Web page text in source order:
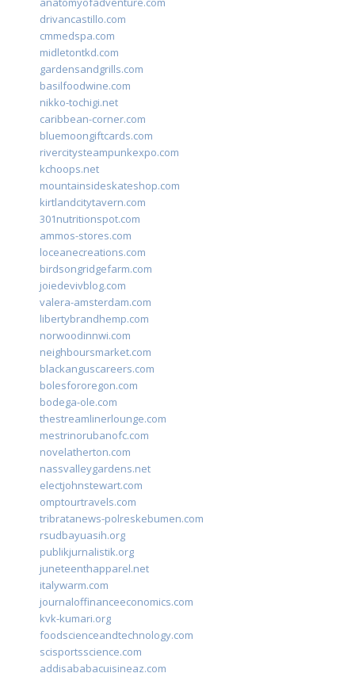
drivancastillo.com
cmmedspa.com
midletontkd.com
gardensandgrills.com
basilfoodwine.com
nikko-tochigi.net
caribbean-corner.com
bluemoongiftcards.com
rivercitysteampunkexpo.com
kchoops.net
mountainsideskateshop.com
kirtlandcitytavern.com
301nutritionspot.com
ammos-stores.com
loceanecreations.com
birdsongridgefarm.com
joiedevivblog.com
valera-amsterdam.com
libertybrandhemp.com
norwoodinnwi.com
neighboursmarket.com
blackanguscareers.com
bolesfororegon.com
bodega-ole.com
thestreamlinerlounge.com
mestrinorubanofc.com
novelatherton.com
nassvalleygardens.net
electjohnstewart.com
omptourtravels.com
tribratanews-polreskebumen.com
rsudbayuasih.org
publikjurnalistik.org
juneteenthapparel.net
italywarm.com
journaloffinanceeconomics.com
kvk-kumari.org
foodscienceandtechnology.com
scisportsscience.com
addisababacuisineaz.com